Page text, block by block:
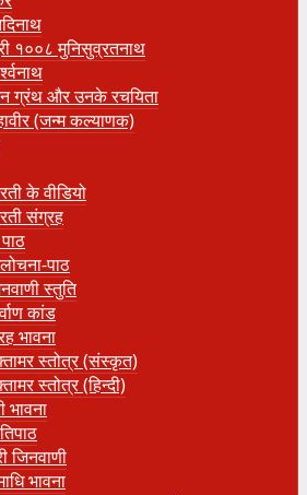
१००८ मुनिसुव्रतनाथ
ग्रंथ और उनके रचयिता
(जन्म कल्याणक)
के वीडियो
संग्रह
पाठ
स्तुति
कांड
भावना
स्तोत्र (संस्कृत)
स्तोत्र (हिन्दी)
भावना
जिनवाणी
भावना